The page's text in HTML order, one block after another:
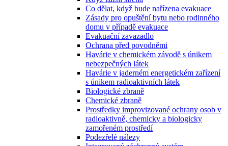
Co dělat, když bude nařízena evakuace
Zásady pro opuštění bytu nebo rodinného
domu v případě evakuace
Evakuační zavazadlo
Ochrana před povodněmi
Havárie v chemickém závodě s únikem
nebezpečných látek
Havárie v jaderném energetickém zařízení
s únikem radioaktivních látek
Biologické zbraně
Chemické zbraně
Prostředky improvizované ochrany osob v
radioaktivně, chemicky a biologicky
zamořeném prostředí
Podezřelé nálezy